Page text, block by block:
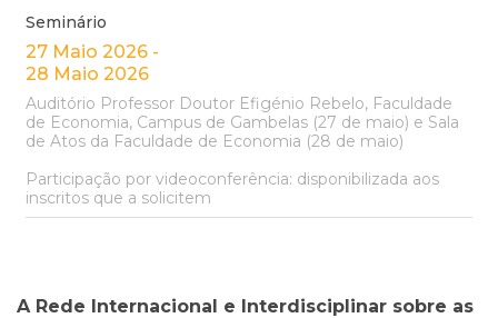
A Rede Internacional e Interdisciplinar sobre as
Seminário
27 Maio 2026 -
28 Maio 2026
Auditório Professor Doutor Efigénio Rebelo, Faculdade
de Economia, Campus de Gambelas (27 de maio) e Sala
de Atos da Faculdade de Economia (28 de maio)
Participação por videoconferência: disponibilizada aos
inscritos que a solicitem